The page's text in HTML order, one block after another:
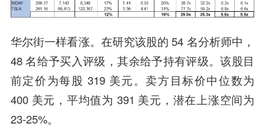
华尔街一样看涨。在研究该股的 54 名分析师中，
48 名给予买入评级，其余给予持有评级。该股目
前定价为每股 319 美元。卖方目标价中位数为
400 美元，平均值为 391 美元，潜在上涨空间为
23-25%。